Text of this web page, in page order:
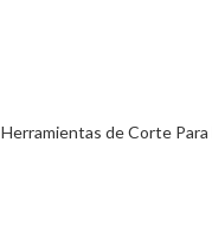
Herramientas de Corte Para